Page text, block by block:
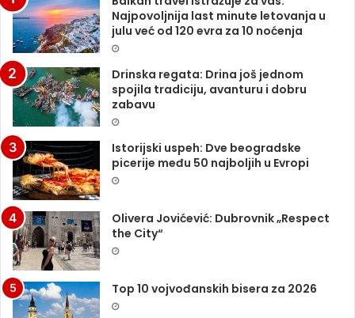
Najpovoljnija last minute letovanja u
julu već od 120 evra za 10 noćenja
Drinska regata: Drina još jednom
spojila tradiciju, avanturu i dobru
zabavu
Istorijski uspeh: Dve beogradske
picerije među 50 najboljih u Evropi
Olivera Jovićević: Dubrovnik „Respect
the City“
Top 10 vojvođanskih bisera za 2026